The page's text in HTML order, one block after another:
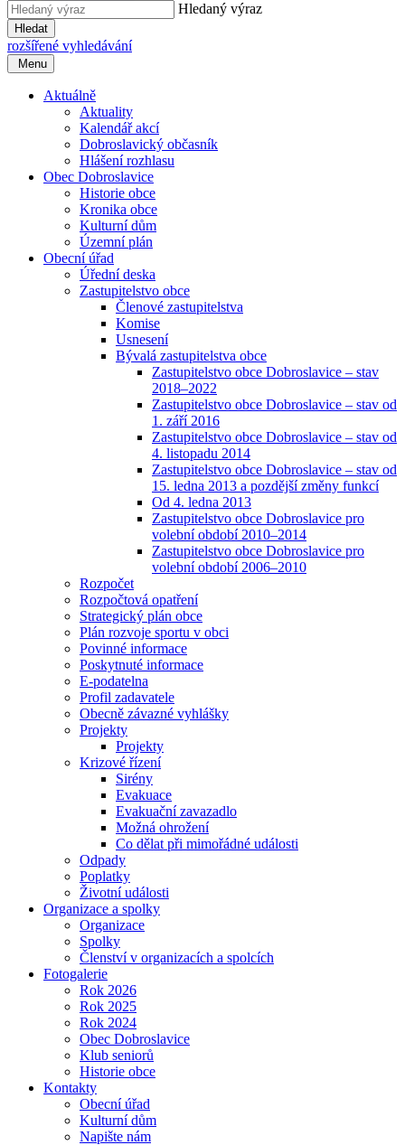
Hledaný výraz
Hledat
rozšířené vyhledávání
Menu
Aktuálně
Aktuality
Kalendář akcí
Dobroslavický občasník
Hlášení rozhlasu
Obec Dobroslavice
Historie obce
Kronika obce
Kulturní dům
Územní plán
Obecní úřad
Úřední deska
Zastupitelstvo obce
Členové zastupitelstva
Komise
Usnesení
Bývalá zastupitelstva obce
Zastupitelstvo obce Dobroslavice – stav
2018–2022
Zastupitelstvo obce Dobroslavice – stav od
1. září 2016
Zastupitelstvo obce Dobroslavice – stav od
4. listopadu 2014
Zastupitelstvo obce Dobroslavice – stav od
15. ledna 2013 a pozdější změny funkcí
Od 4. ledna 2013
Zastupitelstvo obce Dobroslavice pro
volební období 2010–2014
Zastupitelstvo obce Dobroslavice pro
volební období 2006–2010
Rozpočet
Rozpočtová opatření
Strategický plán obce
Plán rozvoje sportu v obci
Povinné informace
Poskytnuté informace
E-podatelna
Profil zadavatele
Obecně závazné vyhlášky
Projekty
Projekty
Krizové řízení
Sirény
Evakuace
Evakuační zavazadlo
Možná ohrožení
Co dělat při mimořádné události
Odpady
Poplatky
Životní události
Organizace a spolky
Organizace
Spolky
Členství v organizacích a spolcích
Fotogalerie
Rok 2026
Rok 2025
Rok 2024
Obec Dobroslavice
Klub seniorů
Historie obce
Kontakty
Obecní úřad
Kulturní dům
Napište nám